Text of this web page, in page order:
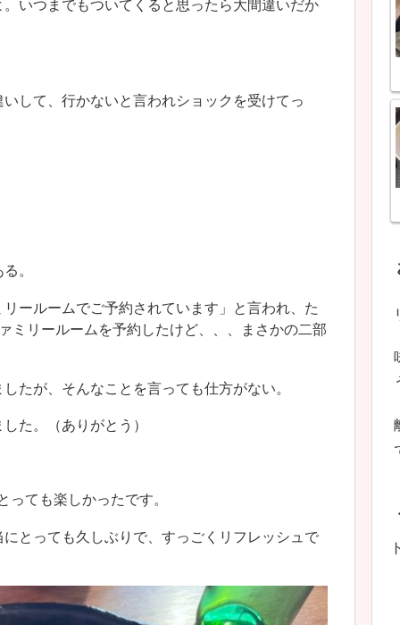
いつまでもついてくると思ったら大間違いだか
して、行かないと言われショックを受けてっ
。
ールームでご予約されています」と言われ、た
ミリールームを予約したけど、、、まさかの二部
たが、そんなことを言っても仕方がない。
た。（ありがとう）
ても楽しかったです。
とっても久しぶりで、すっごくリフレッシュで